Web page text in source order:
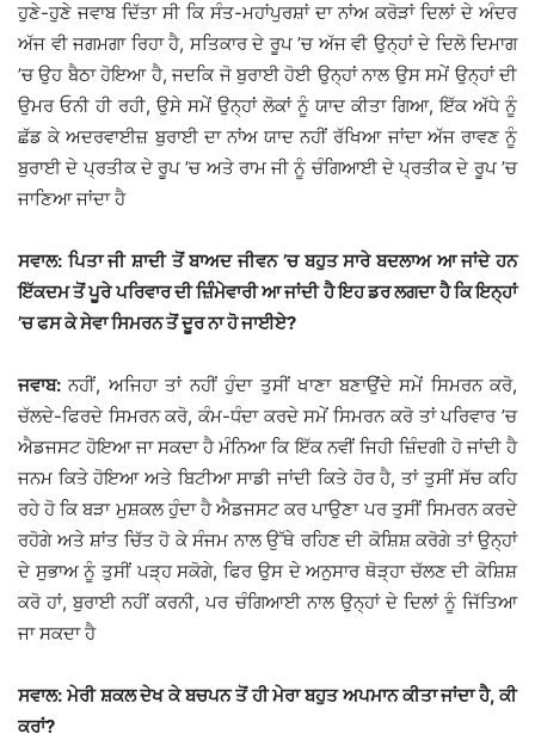
ਹੁਣੇ-ਹੁਣੇ ਜਵਾਬ ਦਿੱਤਾ ਸੀ ਕਿ ਸੰਤ-ਮਹਾਂਪੁਰਸ਼ਾਂ ਦਾ ਨਾਂਅ ਕਰੋੜਾਂ ਦਿਲਾਂ ਦੇ ਅੰਦਰ
ਅੱਜ ਵੀ ਜਗਮਗਾ ਰਿਹਾ ਹੈ, ਸਤਿਕਾਰ ਦੇ ਰੂਪ ’ਚ ਅੱਜ ਵੀ ਉਨ੍ਹਾਂ ਦੇ ਦਿਲੋ ਦਿਮਾਗ
’ਚ ਉਹ ਬੈਠਾ ਹੋਇਆ ਹੈ, ਜਦਕਿ ਜੋ ਬੁਰਾਈ ਹੋਈ ਉਨ੍ਹਾਂ ਨਾਲ ਉਸ ਸਮੇਂ ਉਨ੍ਹਾਂ ਦੀ
ਉਮਰ ਓਨੀ ਹੀ ਰਹੀ, ਉਸੇ ਸਮੇਂ ਉਨ੍ਹਾਂ ਲੋਕਾਂ ਨੂੰ ਯਾਦ ਕੀਤਾ ਗਿਆ, ਇੱਕ ਅੱਧੇ ਨੂੰ
ਛੱਡ ਕੇ ਅਦਰਵਾਈਜ਼ ਬੁਰਾਈ ਦਾ ਨਾਂਅ ਯਾਦ ਨਹੀਂ ਰੱਖਿਆ ਜਾਂਦਾ ਅੱਜ ਰਾਵਣ ਨੂੰ
ਬੁਰਾਈ ਦੇ ਪ੍ਰਤੀਕ ਦੇ ਰੂਪ ’ਚ ਅਤੇ ਰਾਮ ਜੀ ਨੂੰ ਚੰਗਿਆਈ ਦੇ ਪ੍ਰਤੀਕ ਦੇ ਰੂਪ ’ਚ
ਜਾਣਿਆ ਜਾਂਦਾ ਹੈ
ਸਵਾਲ: ਪਿਤਾ ਜੀ ਸ਼ਾਦੀ ਤੋਂ ਬਾਅਦ ਜੀਵਨ ’ਚ ਬਹੁਤ ਸਾਰੇ ਬਦਲਾਅ ਆ ਜਾਂਦੇ ਹਨ
ਇੱਕਦਮ ਤੋਂ ਪੂਰੇ ਪਰਿਵਾਰ ਦੀ ਜ਼ਿੰੰਮੇਵਾਰੀ ਆ ਜਾਂਦੀ ਹੈ ਇਹ ਡਰ ਲਗਦਾ ਹੈ ਕਿ ਇਨ੍ਹਾਂ
’ਚ ਫਸ ਕੇ ਸੇਵਾ ਸਿਮਰਨ ਤੋਂ ਦੂਰ ਨਾ ਹੋ ਜਾਈਏ?
ਜਵਾਬ: ਨਹੀਂ, ਅਜਿਹਾ ਤਾਂ ਨਹੀਂ ਹੁੰਦਾ ਤੁਸੀਂ ਖਾਣਾ ਬਣਾਉਂਦੇ ਸਮੇਂ ਸਿਮਰਨ ਕਰੋ,
ਚੱਲਦੇ-ਫਿਰਦੇ ਸਿਮਰਨ ਕਰੋ, ਕੰਮ-ਧੰਦਾ ਕਰਦੇ ਸਮੇਂ ਸਿਮਰਨ ਕਰੋ ਤਾਂ ਪਰਿਵਾਰ ’ਚ
ਐਡਜਸਟ ਹੋਇਆ ਜਾ ਸਕਦਾ ਹੈ ਮੰਨਿਆ ਕਿ ਇੱਕ ਨਵੀਂ ਜਿਹੀ ਜ਼ਿੰਦਗੀ ਹੋ ਜਾਂਦੀ ਹੈ
ਜਨਮ ਕਿਤੇ ਹੋਇਆ ਅਤੇ ਬਿਟੀਆ ਸਾਡੀ ਜਾਂਦੀ ਕਿਤੇ ਹੋਰ ਹੈ, ਤਾਂ ਤੁਸੀਂ ਸੱਚ ਕਹਿ
ਰਹੇ ਹੋ ਕਿ ਬੜਾ ਮੁਸ਼ਕਲ ਹੁੰਦਾ ਹੈ ਐਡਜਸਟ ਕਰ ਪਾਉਣਾ ਪਰ ਤੁਸੀਂ ਸਿਮਰਨ ਕਰਦੇ
ਰਹੋਗੇ ਅਤੇ ਸ਼ਾਂਤ ਚਿੱਤ ਹੋ ਕੇ ਸੰਜਮ ਨਾਲ ਉੱਥੇ ਰਹਿਣ ਦੀ ਕੋਸ਼ਿਸ਼ ਕਰੋਗੇ ਤਾਂ ਉਨ੍ਹਾਂ
ਦੇ ਸੁਭਾਅ ਨੂੰ ਤੁਸੀਂ ਪੜ੍ਹ ਸਕੋਗੇ, ਫਿਰ ਉਸ ਦੇ ਅਨੁਸਾਰ ਥੋੜ੍ਹਾ ਚੱਲਣ ਦੀ ਕੋਸ਼ਿਸ਼
ਕਰੋ ਹਾਂ, ਬੁਰਾਈ ਨਹੀਂ ਕਰਨੀ, ਪਰ ਚੰਗਿਆਈ ਨਾਲ ਉਨ੍ਹਾਂ ਦੇ ਦਿਲਾਂ ਨੂੰ ਜਿੱਤਿਆ
ਜਾ ਸਕਦਾ ਹੈ
ਸਵਾਲ: ਮੇਰੀ ਸ਼ਕਲ ਦੇਖ ਕੇ ਬਚਪਨ ਤੋਂ ਹੀ ਮੇਰਾ ਬਹੁਤ ਅਪਮਾਨ ਕੀਤਾ ਜਾਂਦਾ ਹੈ, ਕੀ
ਕਰਾਂ?